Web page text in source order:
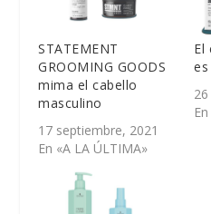
STATEMENT
GROOMING GOODS
mima el cabello
masculino
17 septiembre, 2021
En «A LA ÚLTIMA»
El